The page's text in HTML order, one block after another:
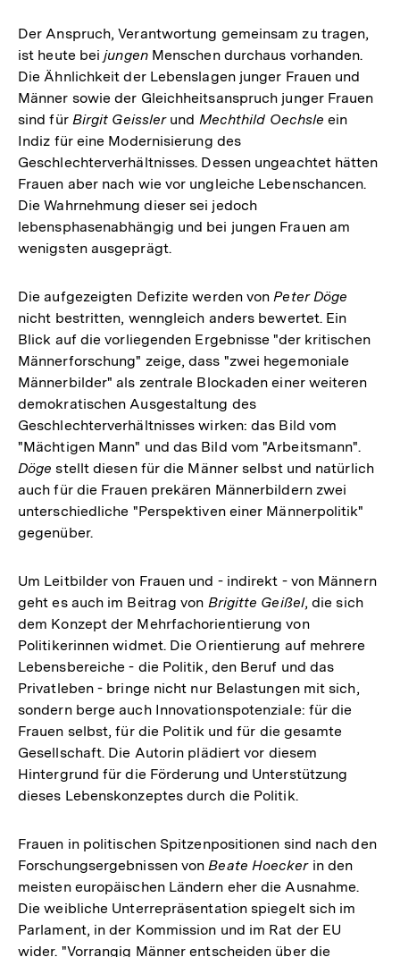
Der Anspruch, Verantwortung gemeinsam zu tragen,
ist heute bei jungenMenschen durchaus vorhanden.
Die Ähnlichkeit der Lebenslagen junger Frauen und
Männer sowie der Gleichheitsanspruch junger Frauen
sind für Birgit Geisslerund Mechthild Oechsle ein
Indiz für eine Modernisierung des
Geschlechterverhältnisses. Dessen ungeachtet hätten
Frauen aber nach wie vor ungleiche Lebenschancen.
Die Wahrnehmung dieser sei jedoch
lebensphasenabhängig und bei jungen Frauen am
wenigsten ausgeprägt.
Die aufgezeigten Defizite werden von Peter Döge
nicht bestritten, wenngleich anders bewertet. Ein
Blick auf die vorliegenden Ergebnisse "der kritischen
Männerforschung" zeige, dass "zwei hegemoniale
Männerbilder" als zentrale Blockaden einer weiteren
demokratischen Ausgestaltung des
Geschlechterverhältnisses wirken: das Bild vom
"Mächtigen Mann" und das Bild vom "Arbeitsmann".
Döge stellt diesen für die Männer selbst und natürlich
auch für die Frauen prekären Männerbildern zwei
unterschiedliche "Perspektiven einer Männerpolitik"
gegenüber.
Um Leitbilder von Frauen und - indirekt - von Männern
geht es auch im Beitrag von Brigitte Geißel, die sich
dem Konzept der Mehrfachorientierung von
Politikerinnen widmet. Die Orientierung auf mehrere
Lebensbereiche - die Politik, den Beruf und das
Privatleben - bringe nicht nur Belastungen mit sich,
sondern berge auch Innovationspotenziale: für die
Frauen selbst, für die Politik und für die gesamte
Gesellschaft. Die Autorin plädiert vor diesem
Hintergrund für die Förderung und Unterstützung
dieses Lebenskonzeptes durch die Politik.
Frauen in politischen Spitzenpositionen sind nach den
Forschungsergebnissen von Beate Hoeckerin den
meisten europäischen Ländern eher die Ausnahme.
Die weibliche Unterrepräsentation spiegelt sich im
Parlament, in der Kommission und im Rat der EU
wider. "Vorrangig Männer entscheiden über die